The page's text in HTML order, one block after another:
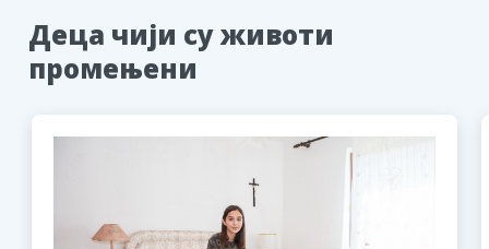
Деца чији су животи
промењени